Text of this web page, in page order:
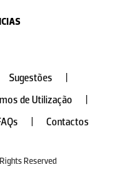
Sugestões
de Utilização
Contactos
Reserved